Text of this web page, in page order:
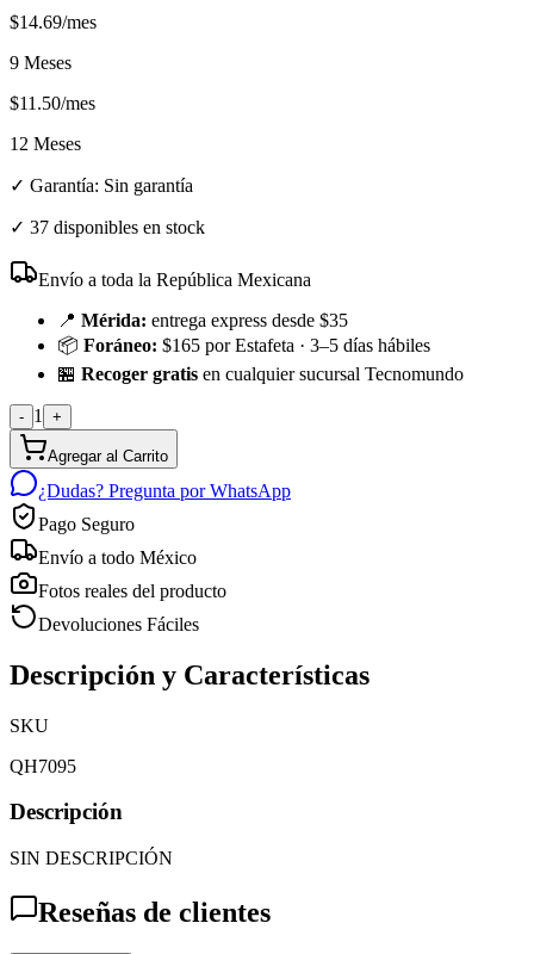
$14.69/mes
9 Meses
$11.50/mes
12 Meses
✓ Garantía: Sin garantía
✓ 37 disponibles en stock
Envío a toda la República Mexicana
📍 Mérida: entrega express desde $35
📦 Foráneo: $165 por Estafeta · 3–5 días hábiles
🏪 Recoger gratis en cualquier sucursal Tecnomundo
- 1 +
Agregar al Carrito
¿Dudas? Pregunta por WhatsApp
Pago Seguro
Envío a todo México
Fotos reales del producto
Devoluciones Fáciles
Descripción y Características
SKU
QH7095
Descripción
SIN DESCRIPCIÓN
Reseñas de clientes